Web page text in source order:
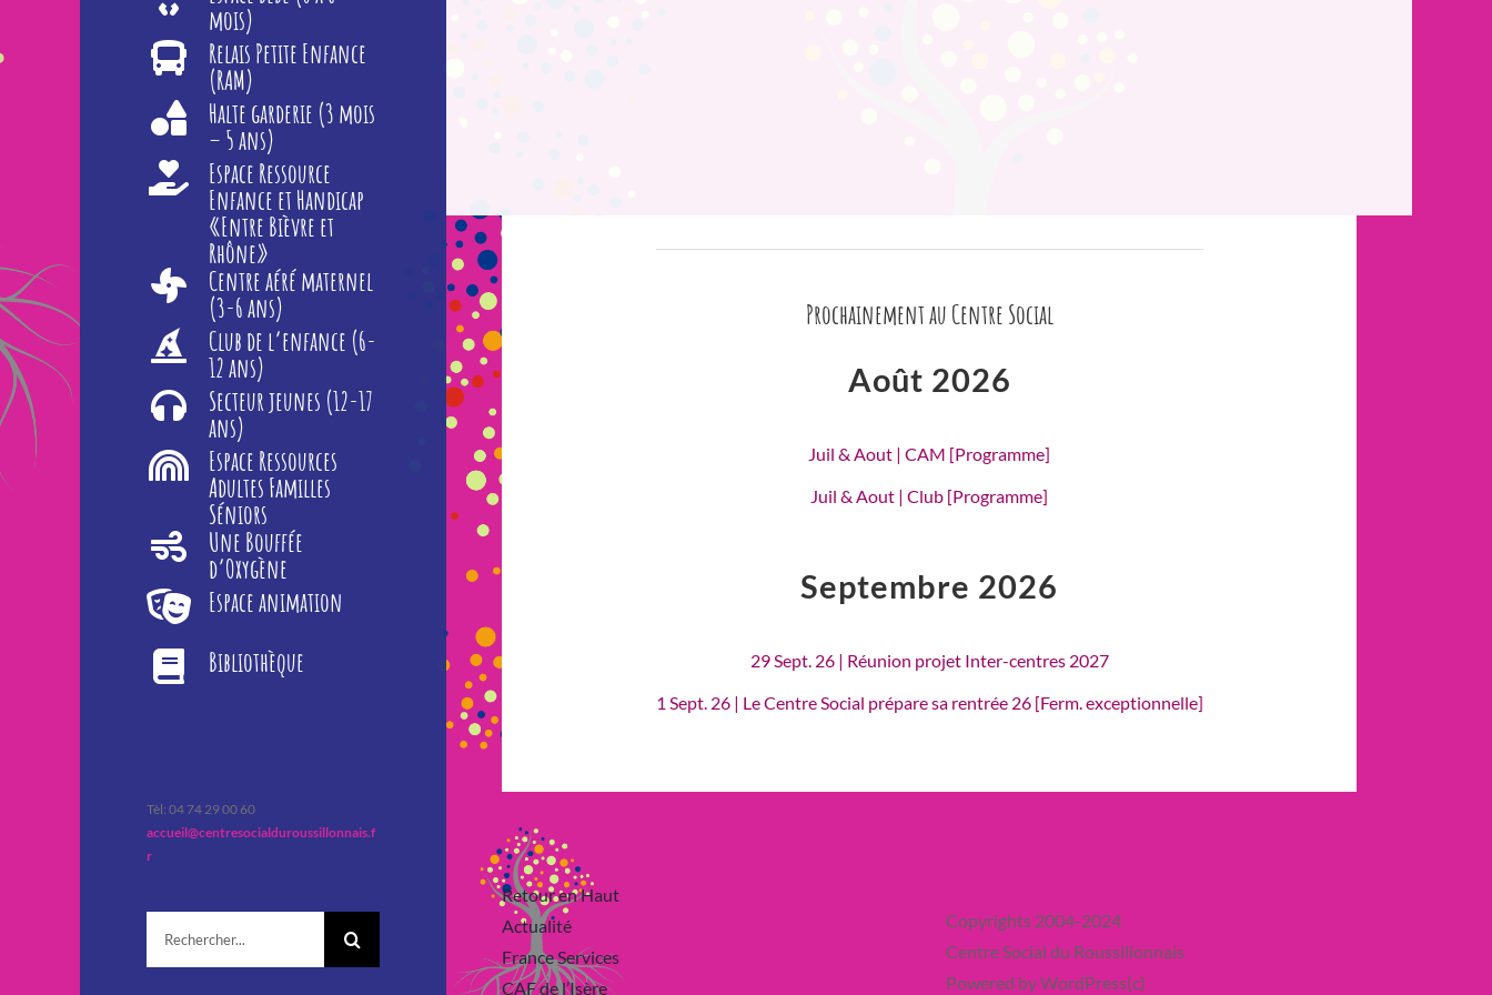
mois)
Relais Petite Enfance
(RAM)
Halte garderie (3 mois
– 5 ans)
Espace Ressource
Enfance et Handicap
«Entre Bièvre et
Rhône»
Centre aéré maternel
(3-6 ans)
Club de l’enfance (6-
12 ans)
Secteur jeunes (12-17
ans)
Espace Ressources
Adultes Familles
Séniors
Une Bouffée
d’Oxygène
Espace animation
Bibliothèque
Tèl: 04 74 29 00 60
accueil@centresocialduroussillonnais.f
r
Prochainement au Centre Social
Août 2026
Juil & Aout | CAM [Programme]
Juil & Aout | Club [Programme]
Septembre 2026
29 Sept. 26 | Réunion projet Inter-centres 2027
1 Sept. 26 | Le Centre Social prépare sa rentrée 26 [Ferm. exceptionnelle]
Retour en Haut
Actualité
France Services
CAF de l’Isère
Copyrights 2004-2024
Centre Social du Roussillonnais
Powered by WordPress(c)